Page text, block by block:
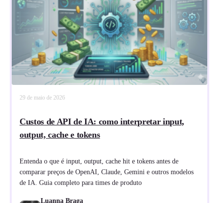
29 de maio de 2026
Custos de API de IA: como interpretar input,
output, cache e tokens
Entenda o que é input, output, cache hit e tokens antes de
comparar preços de OpenAI, Claude, Gemini e outros modelos
de IA. Guia completo para times de produto
Luanna Braga